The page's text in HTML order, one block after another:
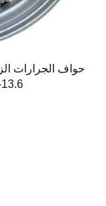
13.6-38 مباعة لتخصيص الحواف